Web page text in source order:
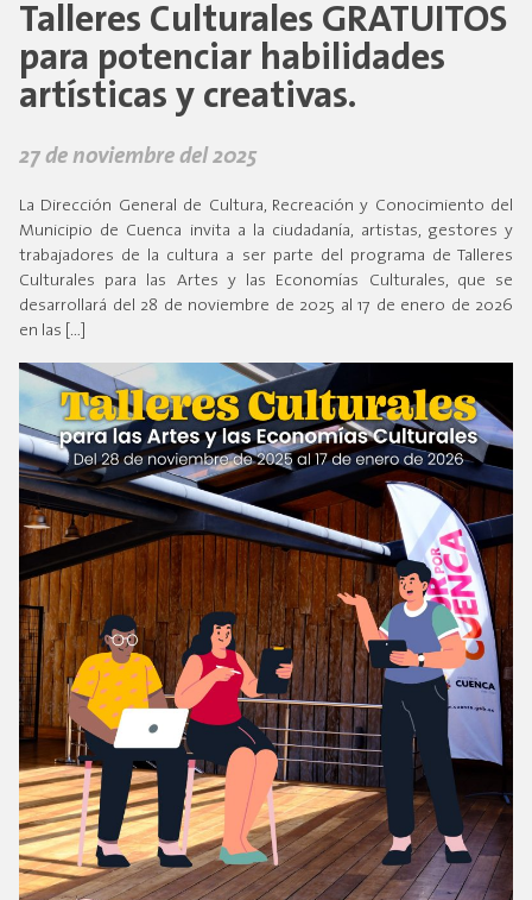
Talleres Culturales GRATUITOS
para potenciar habilidades
artísticas y creativas.
27 de noviembre del 2025
La Dirección General de Cultura, Recreación y Conocimiento del
Municipio de Cuenca invita a la ciudadanía, artistas, gestores y
trabajadores de la cultura a ser parte del programa de Talleres
Culturales para las Artes y las Economías Culturales, que se
desarrollará del 28 de noviembre de 2025 al 17 de enero de 2026
en las […]